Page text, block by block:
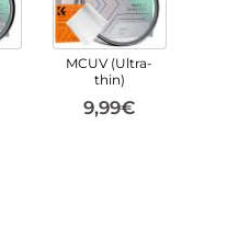
MCUV (Ultra-
thin)
9,99€